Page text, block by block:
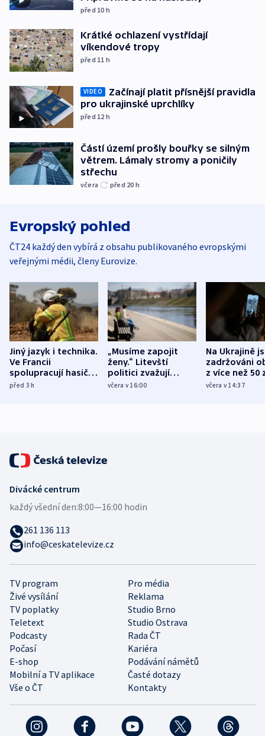
před 10 h
Krátké ochlazení vystřídají
víkendové tropy
před 11 h
VIDEO
Začínají platit přísnější pravidla
pro ukrajinské uprchlíky
před 12 h
Částí území prošly bouřky se silným
větrem. Lámaly stromy a poničily
střechu
včera před 20 h
Evropský pohled
ČT24 každý den vybírá z obsahu publikovaného evropskými
veřejnými médii, členy Eurovize.
Jiný jazyk i technika.
Ve Francii
spolupracují hasiči z
různých zemí
před 3h
„Musíme zapojit
ženy.“ Litevští
politici zvažují
dohodu o
včera v 16:00
Na Ukrajině
zadržováni
z více než 50
Bojovali na
včera v 14:37
TV program
Pro média
Živé vysílání
Reklama
TV poplatky
Studio Brno
Teletext
Studio Ostrava
Podcasty
Rada ČT
Počasí
Kariéra
E-shop
Podávání námětů
Mobilní a TV aplikace
Časté dotazy
Vše o ČT
Kontakty
Divácké centrum
každý všední den:8:00—16:00 hodin
261 136 113
info@ceskatelevize.cz